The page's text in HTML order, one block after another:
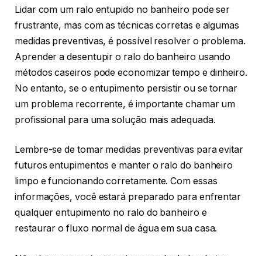
Lidar com um ralo entupido no banheiro pode ser
frustrante, mas com as técnicas corretas e algumas
medidas preventivas, é possível resolver o problema.
Aprender a desentupir o ralo do banheiro usando
métodos caseiros pode economizar tempo e dinheiro.
No entanto, se o entupimento persistir ou se tornar
um problema recorrente, é importante chamar um
profissional para uma solução mais adequada.
Lembre-se de tomar medidas preventivas para evitar
futuros entupimentos e manter o ralo do banheiro
limpo e funcionando corretamente. Com essas
informações, você estará preparado para enfrentar
qualquer entupimento no ralo do banheiro e
restaurar o fluxo normal de água em sua casa.